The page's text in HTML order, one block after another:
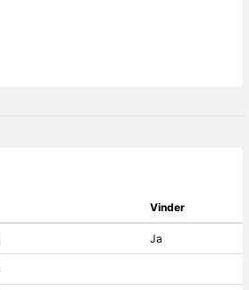
Vinder
Ja